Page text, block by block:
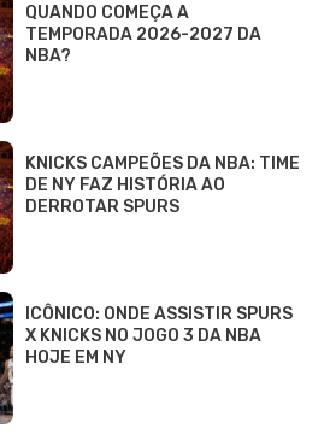
QUANDO COMEÇA A
TEMPORADA 2026-2027 DA
NBA?
KNICKS CAMPEÕES DA NBA: TIME
DE NY FAZ HISTÓRIA AO
DERROTAR SPURS
ICÔNICO: ONDE ASSISTIR SPURS
X KNICKS NO JOGO 3 DA NBA
HOJE EM NY